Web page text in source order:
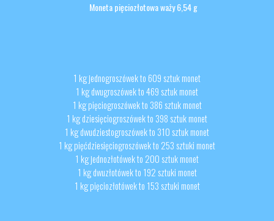
Moneta pięciozłotowa waży 6,54 g
1 kg jednogroszówek to 609 sztuk monet
1 kg dwugroszówek to 469 sztuk monet
1 kg pięciogroszówek to 386 sztuk monet
1 kg dziesięciogroszówek to 398 sztuk monet
1 kg dwudziestogroszówek to 310 sztuk monet
1 kg pięćdziesięciogroszówek to 253 sztuki monet
1 kg jednozłotówek to 200 sztuk monet
1 kg dwuzłotówek to 192 sztuki monet
1 kg pięciozłotówek to 153 sztuki monet